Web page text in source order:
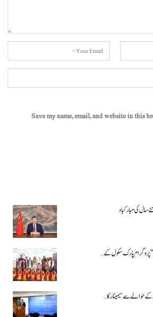
Save my name, email, and website in this
سال کی مبارکباد
پروگرام پارک سکول کے…
حوالے سے سیمینار کا…